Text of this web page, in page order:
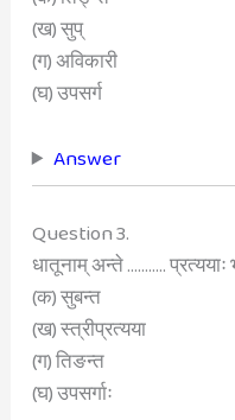
(ख) सुप्
(ग) अविकारी
(घ) उपसर्ग
Answer
Question 3.
धातूनाम् अन्ते ……….. प्रत्ययाः
(क) सुबन्त
(ख) स्त्रीप्रत्यया
(ग) तिङन्त
(घ) उपसर्गाः